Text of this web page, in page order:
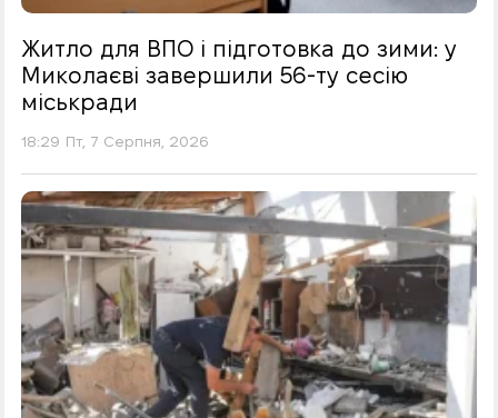
Житло для ВПО і підготовка до зими: у
Миколаєві завершили 56-ту сесію
міськради
18:29 Пт, 7 Серпня, 2026